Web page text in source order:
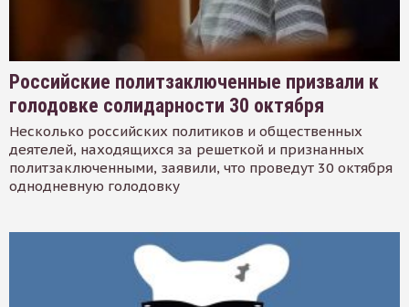
Российские политзаключенные призвали к
голодовке солидарности 30 октября
Несколько российских политиков и общественных
деятелей, находящихся за решеткой и признанных
политзаключенными, заявили, что проведут 30 октября
однодневную голодовку